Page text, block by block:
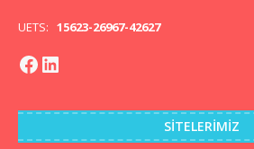
UETS: 15623-26967-42627
SITELERIMIZ